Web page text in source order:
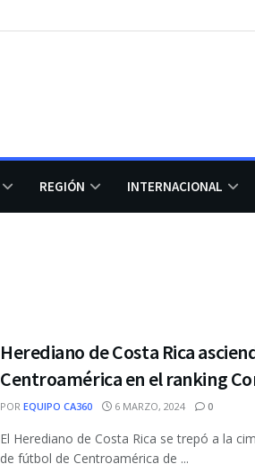
REGIÓN INTERNACIONAL
Herediano de Costa Rica
Centroamérica en el ranking
POR EQUIPO CA360 6 MARZO, 2024 0
El Herediano de Costa Rica se trepó a la
de fútbol de Centroamérica de ...